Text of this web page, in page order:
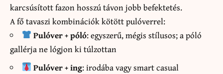
karcsúsított fazon hosszú távon jobb befektetés.
A fő tavaszi kombinációk kötött pulóverrel:
Pulóver + póló: egyszerű, mégis stílusos; a póló
gallérja ne lógjon ki túlzottan
Pulóver + ing: irodába vagy smart casual